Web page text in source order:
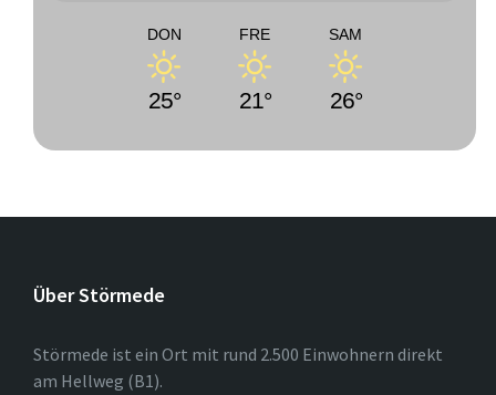
DON
25°
FRE
21°
SAM
26°
Über Störmede
Störmede ist ein Ort mit rund 2.500 Einwohnern direkt
am Hellweg (B1).